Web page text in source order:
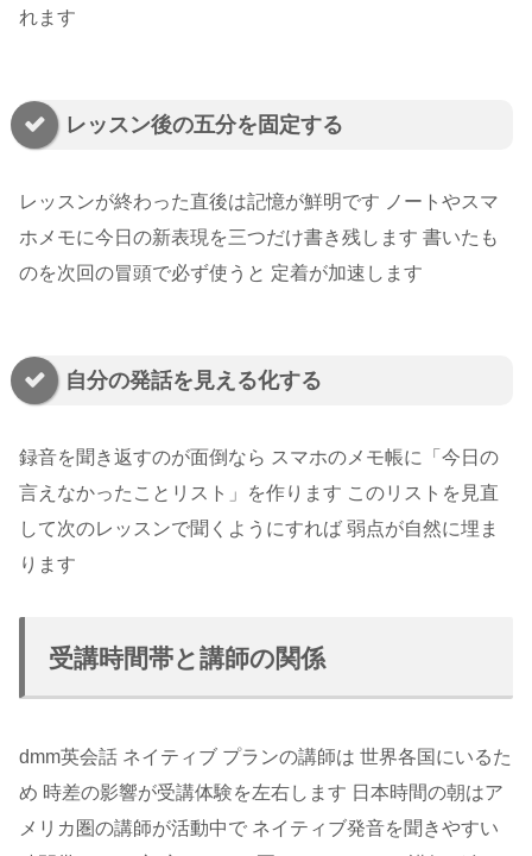
れます
レッスン後の五分を固定する
レッスンが終わった直後は記憶が鮮明です ノートやスマ
ホメモに今日の新表現を三つだけ書き残します 書いたも
のを次回の冒頭で必ず使うと 定着が加速します
自分の発話を見える化する
録音を聞き返すのが面倒なら スマホのメモ帳に「今日の
言えなかったことリスト」を作ります このリストを見直
して次のレッスンで聞くようにすれば 弱点が自然に埋ま
ります
受講時間帯と講師の関係
dmm英会話 ネイティブ プランの講師は 世界各国にいるた
め 時差の影響が受講体験を左右します 日本時間の朝はア
メリカ圏の講師が活動中で ネイティブ発音を聞きやすい